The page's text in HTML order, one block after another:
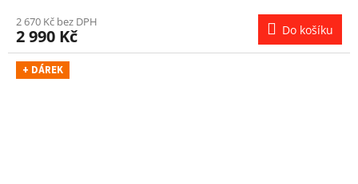
2 670 Kč bez DPH
2 990 Kč Do košíku
+ DÁREK